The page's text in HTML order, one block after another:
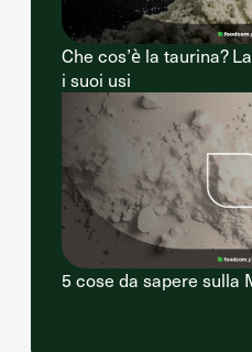
Che cos’è la taurina?
i suoi usi
5 cose da sapere sulla